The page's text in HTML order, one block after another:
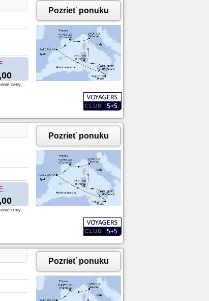
Pozrieť ponuku
ceny.
Pozrieť ponuku
ceny.
Pozrieť ponuku